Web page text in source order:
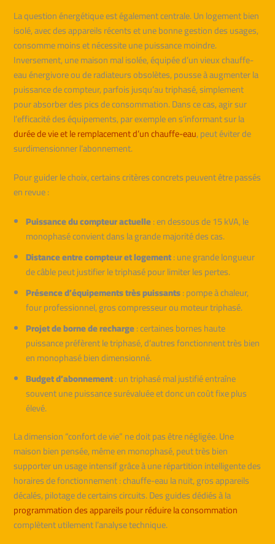
La question énergétique est également centrale. Un logement bien
isolé, avec des appareils récents et une bonne gestion des usages,
consomme moins et nécessite une puissance moindre.
Inversement, une maison mal isolée, équipée d’un vieux chauffe-
eau énergivore ou de radiateurs obsolètes, pousse à augmenter la
puissance de compteur, parfois jusqu’au triphasé, simplement
pour absorber des pics de consommation. Dans ce cas, agir sur
l’efficacité des équipements, par exemple en s’informant sur la
durée de vie et le remplacement d’un chauffe-eau, peut éviter de
surdimensionner l’abonnement.
Pour guider le choix, certains critères concrets peuvent être passés
en revue :
Puissance du compteur actuelle: en dessous de 15 kVA, le
monophasé convient dans la grande majorité des cas.
Distance entre compteur et logement: une grande longueur
de câble peut justifier le triphasé pour limiter les pertes.
Présence d’équipements très puissants: pompe à chaleur,
four professionnel, gros compresseur ou moteur triphasé.
Projet de borne de recharge: certaines bornes haute
puissance préfèrent le triphasé, d’autres fonctionnent très bien
en monophasé bien dimensionné.
Budget d’abonnement: un triphasé mal justifié entraîne
souvent une puissance surévaluée et donc un coût fixe plus
élevé.
La dimension “confort de vie” ne doit pas être négligée. Une
maison bien pensée, même en monophasé, peut très bien
supporter un usage intensif grâce à une répartition intelligente des
horaires de fonctionnement : chauffe-eau la nuit, gros appareils
décalés, pilotage de certains circuits. Des guides dédiés à la
programmation des appareils pour réduire la consommation
complètent utilement l’analyse technique.